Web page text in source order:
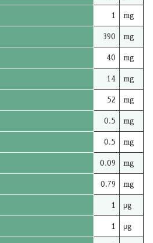
1 mg
390 mg
40 mg
14 mg
52 mg
0.5 mg
0.5 mg
0.09 mg
0.79 mg
1 μg
1 μg